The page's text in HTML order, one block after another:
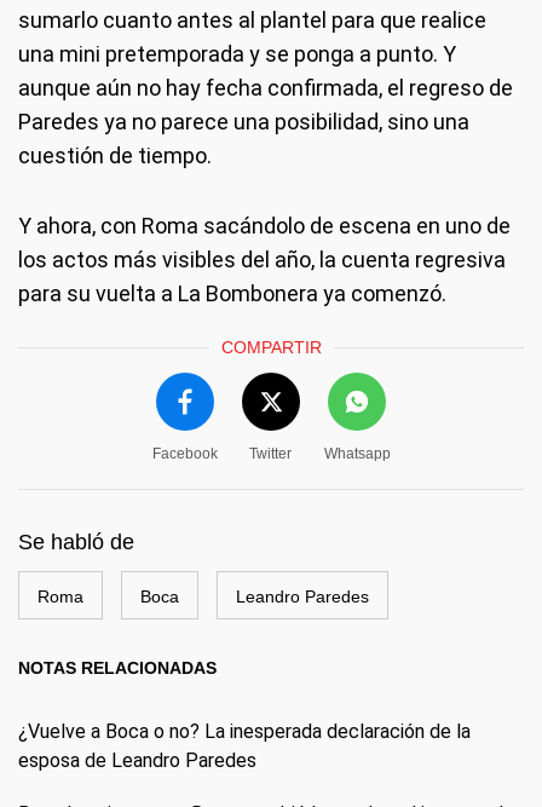
sumarlo cuanto antes al plantel para que realice
una mini pretemporada y se ponga a punto. Y
aunque aún no hay fecha confirmada, el regreso de
Paredes ya no parece una posibilidad, sino una
cuestión de tiempo.
Y ahora, con Roma sacándolo de escena en uno de
los actos más visibles del año, la cuenta regresiva
para su vuelta a La Bombonera ya comenzó.
COMPARTIR
Facebook Twitter Whatsapp
Se habló de
Roma Boca Leandro Paredes
NOTAS RELACIONADAS
¿Vuelve a Boca o no? La inesperada declaración de la
esposa de Leandro Paredes